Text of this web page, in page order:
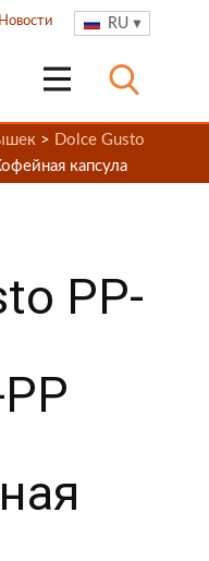
RU
Новости
> Dolce Gusto
капсула
PP-